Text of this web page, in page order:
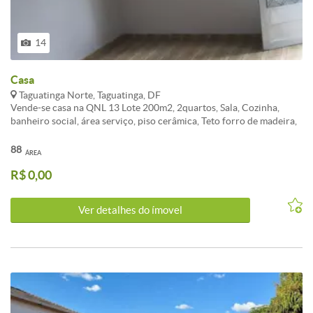
14
Casa
Taguatinga Norte, Taguatinga, DF
Vende-se casa na QNL 13 Lote 200m2, 2quartos, Sala, Cozinha,
banheiro social, área serviço, piso cerâmica, Teto forro de madeira,
próximo ao Metrô, Detran e vários comércios Aceito proposta
ÁREA
88
R$ 0,00
Ver detalhes do ímovel